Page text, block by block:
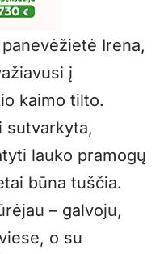
Irena,
į
kaimo tilto.
sutvarkyta,
lauko pramogų
būna tuščia.
– galvoju,
o su